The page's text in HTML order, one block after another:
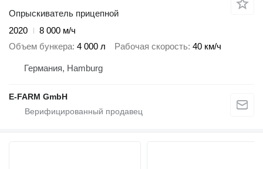
Опрыскиватель прицепной
2020
8 000 м/ч
Объем бункера 4 000 л Рабочая скорость 40 км/ч
Германия, Hamburg
E-FARM GmbH